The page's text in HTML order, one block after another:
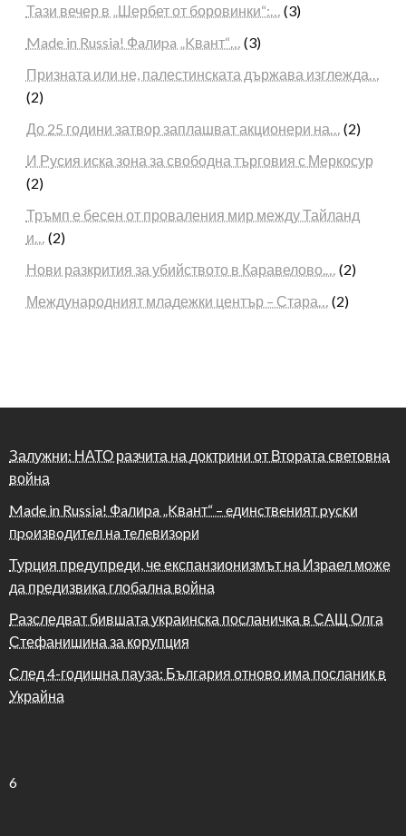
Тази вечер в „Шербет от боровинки“:… (3)
Made in Russia! Фaлиpa „Kвaнт“… (3)
Призната или не, палестинската държава изглежда…
(2)
До 25 години затвор заплашват акционери на… (2)
И Русия иска зона за свободна търговия с Меркосур
(2)
Тръмп е бесен от проваления мир между Тайланд
и… (2)
Нови разкрития за убийството в Каравелово.… (2)
Международният младежки център – Стара… (2)
Залужни: НАТО разчита на доктрини от Втората световна
война
Made in Russia! Фaлиpa „Kвaнт“ – eдинcтвeният pycĸи
пpoизвoдитeл нa тeлeвизopи
Турция предупреди, че експанзионизмът на Израел може
да предизвика глобална война
Разследват бившата украинска посланичка в САЩ Олга
Стефанишина за корупция
След 4-годишна пауза: България отново има посланик в
Украйна
6